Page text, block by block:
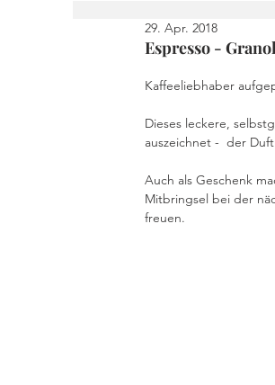
Kuchen und Desserts
REZEPTKARTEN
Espresso -
29. Apr. 2018
Kaffeeliebhaber
Dieses leckere,
auszeichnet -  der
Auch als Geschenk
Mitbringsel bei der
freuen.